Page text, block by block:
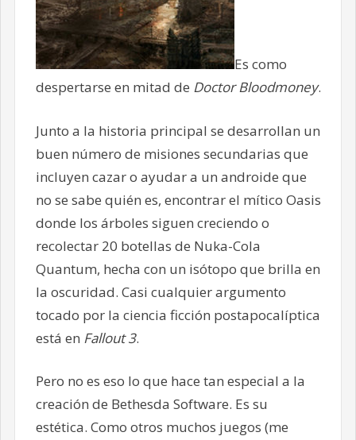
Es como
despertarse en mitad de Doctor Bloodmoney.
Junto a la historia principal se desarrollan un
buen número de misiones secundarias que
incluyen cazar o ayudar a un androide que
no se sabe quién es, encontrar el mítico Oasis
donde los árboles siguen creciendo o
recolectar 20 botellas de Nuka-Cola
Quantum, hecha con un isótopo que brilla en
la oscuridad. Casi cualquier argumento
tocado por la ciencia ficción postapocalíptica
está en Fallout 3.
Pero no es eso lo que hace tan especial a la
creación de Bethesda Software. Es su
estética. Como otros muchos juegos (me